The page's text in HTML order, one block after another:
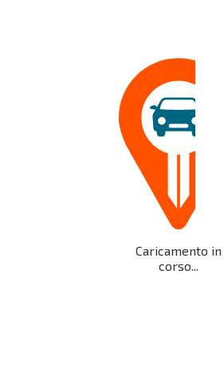
Caricamento in
corso...